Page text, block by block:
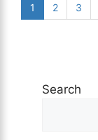
1 2 3
Search